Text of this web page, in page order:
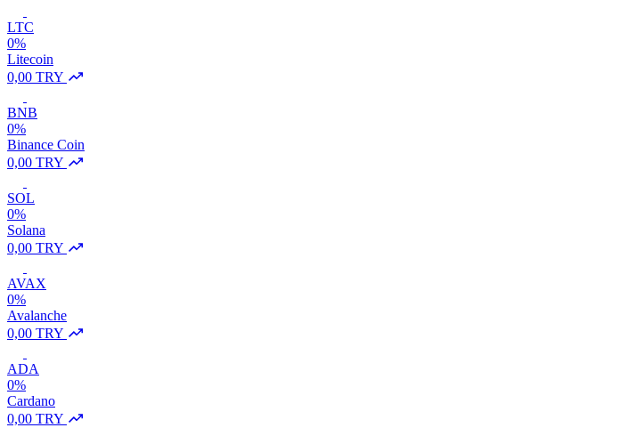
LTC
0%
Litecoin
0,00 TRY
BNB
0%
Binance Coin
0,00 TRY
SOL
0%
Solana
0,00 TRY
AVAX
0%
Avalanche
0,00 TRY
ADA
0%
Cardano
0,00 TRY